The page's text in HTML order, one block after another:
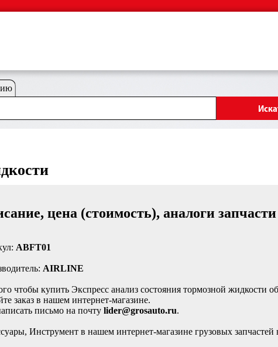
цена (стоимость), аналоги запчасти
ABFT01
AIRLINE
чтобы купить Экспресс анализ состояния тормозной жидкости
заказ в нашем интернет-магазине.
письмо на почту lider@grosauto.ru.
Инструмент в нашем интернет-магазине грузовых